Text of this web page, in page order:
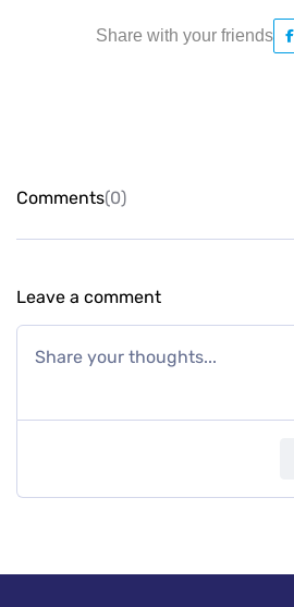
Share with your friends
Comments(0)
Leave a comment